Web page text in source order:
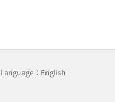
Language：English